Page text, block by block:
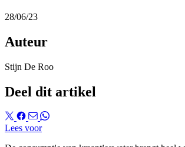
28/06/23
Auteur
Stijn De Roo
Deel dit artikel
Lees voor